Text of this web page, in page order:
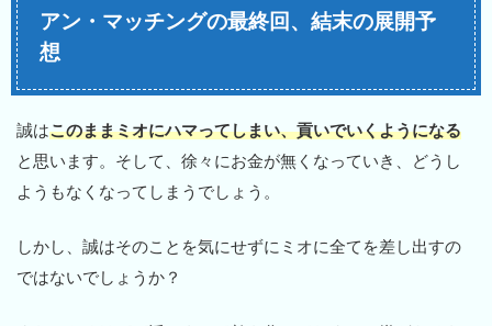
アン・マッチングの最終回、結末の展開予
想
誠はこのままミオにハマってしまい、貢いでいくようになる
と思います。そして、徐々にお金が無くなっていき、どうし
ようもなくなってしまうでしょう。
しかし、誠はそのことを気にせずにミオに全てを差し出すの
ではないでしょうか？